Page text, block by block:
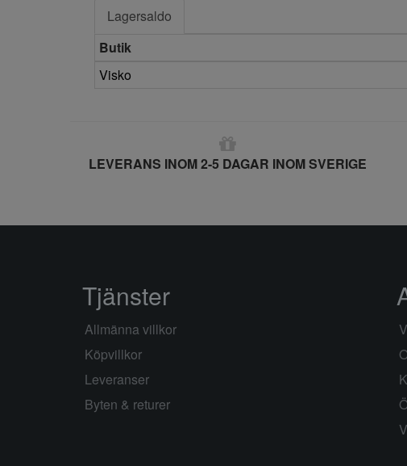
Lagersaldo
Butik
Visko
LEVERANS INOM 2-5 DAGAR INOM SVERIGE
Tjänster
Allmänna villkor
Köpvillkor
Leveranser
Byten & returer